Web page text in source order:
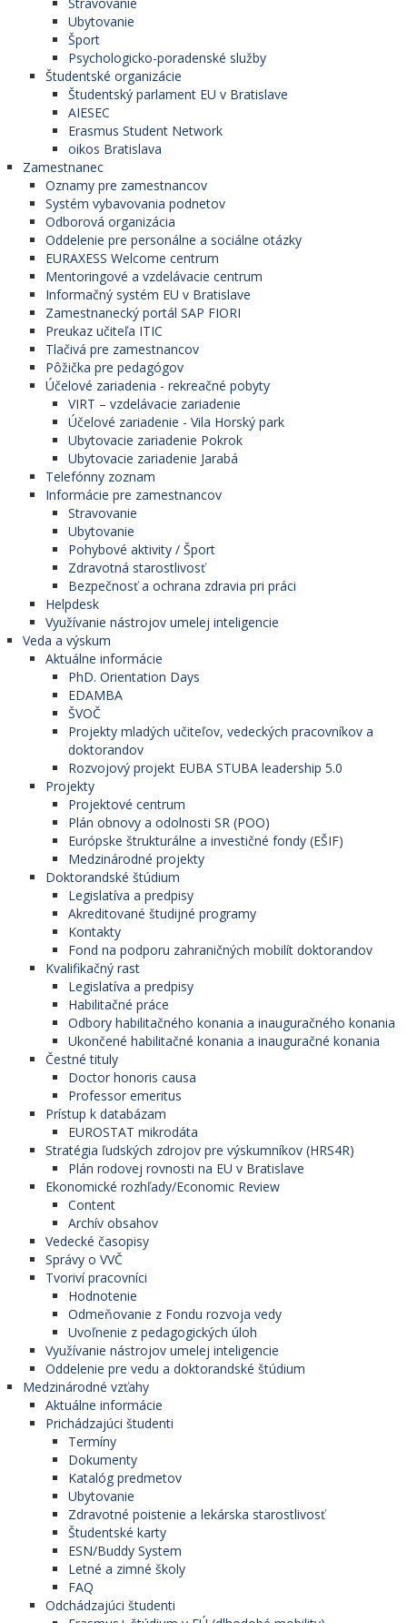
Ubytovanie
Šport
Psychologicko-poradenské služby
Študentské organizácie
Študentský parlament EU v Bratislave
AIESEC
Erasmus Student Network
oikos Bratislava
Zamestnanec
Oznamy pre zamestnancov
Systém vybavovania podnetov
Odborová organizácia
Oddelenie pre personálne a sociálne otázky
EURAXESS Welcome centrum
Mentoringové a vzdelávacie centrum
Informačný systém EU v Bratislave
Zamestnanecký portál SAP FIORI
Preukaz učiteľa ITIC
Tlačivá pre zamestnancov
Pôžička pre pedagógov
Účelové zariadenia - rekreačné pobyty
VIRT – vzdelávacie zariadenie
Účelové zariadenie - Vila Horský park
Ubytovacie zariadenie Pokrok
Ubytovacie zariadenie Jarabá
Telefónny zoznam
Informácie pre zamestnancov
Stravovanie
Ubytovanie
Pohybové aktivity / Šport
Zdravotná starostlivosť
Bezpečnosť a ochrana zdravia pri práci
Helpdesk
Využívanie nástrojov umelej inteligencie
Veda a výskum
Aktuálne informácie
PhD. Orientation Days
EDAMBA
ŠVOČ
Projekty mladých učiteľov, vedeckých pracovníkov a
doktorandov
Rozvojový projekt EUBA STUBA leadership 5.0
Projekty
Projektové centrum
Plán obnovy a odolnosti SR (POO)
Európske štrukturálne a investičné fondy (EŠIF)
Medzinárodné projekty
Doktorandské štúdium
Legislatíva a predpisy
Akreditované študijné programy
Kontakty
Fond na podporu zahraničných mobilít doktorandov
Kvalifikačný rast
Legislatíva a predpisy
Habilitačné práce
Odbory habilitačného konania a inauguračného konania
Ukončené habilitačné konania a inauguračné konania
Čestné tituly
Doctor honoris causa
Professor emeritus
Prístup k databázam
EUROSTAT mikrodáta
Stratégia ľudských zdrojov pre výskumníkov (HRS4R)
Plán rodovej rovnosti na EU v Bratislave
Ekonomické rozhľady/Economic Review
Content
Archív obsahov
Vedecké časopisy
Správy o VVČ
Tvoriví pracovníci
Hodnotenie
Odmeňovanie z Fondu rozvoja vedy
Uvoľnenie z pedagogických úloh
Využívanie nástrojov umelej inteligencie
Oddelenie pre vedu a doktorandské štúdium
Medzinárodné vzťahy
Aktuálne informácie
Prichádzajúci študenti
Termíny
Dokumenty
Katalóg predmetov
Ubytovanie
Zdravotné poistenie a lekárska starostlivosť
Študentské karty
ESN/Buddy System
Letné a zimné školy
FAQ
Odchádzajúci študenti